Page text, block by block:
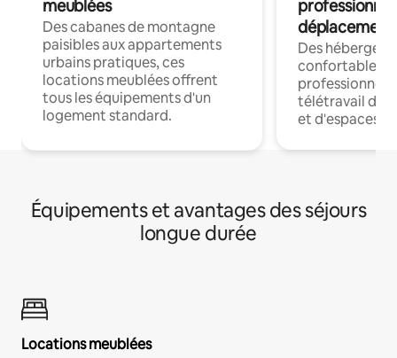
meublées
Des cabanes de montagne
paisibles aux appartements
urbains pratiques, ces
locations meublées offrent
tous les équipements d'un
logement standard.
déplacement
Des
confortables
professionnels
télétravail
et d'espaces
Équipements et avantages des séjours
longue durée
Locations meublées